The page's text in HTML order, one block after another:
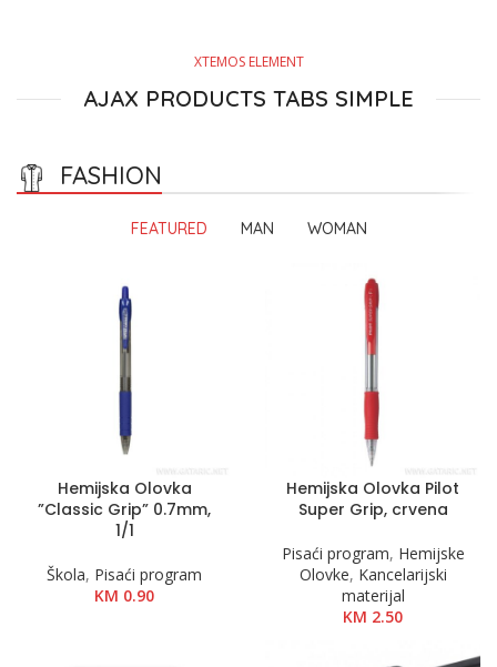
XTEMOS ELEMENT
AJAX PRODUCTS TABS SIMPLE
FASHION
FEATURED MAN WOMAN
Hemijska Olovka
”Classic Grip” 0.7mm,
1/1
Škola, Pisaći program
KM 0.90
Hemijska Olovka Pilot
Super Grip, crvena
Pisaći program, Hemijske
Olovke, Kancelarijski
materijal
KM 2.50